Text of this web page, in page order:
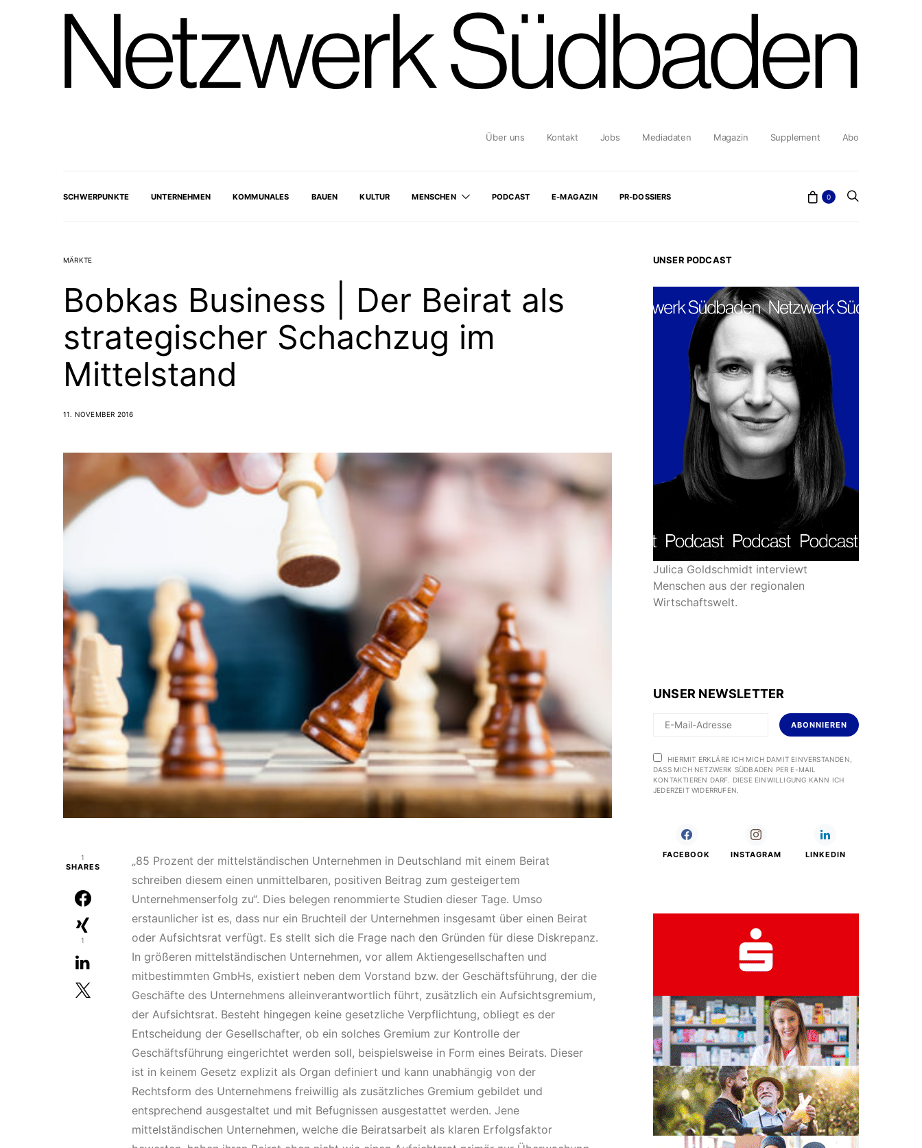
Über uns Kontakt Jobs Mediadaten Magazin Supplement Abo
SCHWERPUNKTE UNTERNEHMEN KOMMUNALES BAUEN KULTUR MENSCHEN PODCAST E-MAGAZIN PR-DOSSIERS 0
MÄRKTE
Bobkas Business | Der Beirat als
strategischer Schachzug im
Mittelstand
11. NOVEMBER 2016
1
SHARES
1
„85 Prozent der mittelständischen Unternehmen in Deutschland mit einem Beirat
schreiben diesem einen unmittelbaren, positiven Beitrag zum gesteigertem
Unternehmenserfolg zu“. Dies belegen renommierte Studien dieser Tage. Umso
erstaunlicher ist es, dass nur ein Bruchteil der Unternehmen insgesamt über einen Beirat
oder Aufsichtsrat verfügt. Es stellt sich die Frage nach den Gründen für diese Diskrepanz.
In größeren mittelständischen Unternehmen, vor allem Aktiengesellschaften und
mitbestimmten GmbHs, existiert neben dem Vorstand bzw. der Geschäftsführung, der die
Geschäfte des Unternehmens alleinverantwortlich führt, zusätzlich ein Aufsichtsgremium,
der Aufsichtsrat. Besteht hingegen keine gesetzliche Verpflichtung, obliegt es der
Entscheidung der Gesellschafter, ob ein solches Gremium zur Kontrolle der
Geschäftsführung eingerichtet werden soll, beispielsweise in Form eines Beirats. Dieser
ist in keinem Gesetz explizit als Organ definiert und kann unabhängig von der
Rechtsform des Unternehmens freiwillig als zusätzliches Gremium gebildet und
entsprechend ausgestaltet und mit Befugnissen ausgestattet werden. Jene
mittelständischen Unternehmen, welche die Beiratsarbeit als klaren Erfolgsfaktor
UNSER PODCAST
Julica Goldschmidt interviewt
Menschen aus der regionalen
Wirtschaftswelt.
UNSER NEWSLETTER
ABONNIEREN
HIERMIT ERKLÄRE ICH MICH DAMIT EINVERSTANDEN,
DASS MICH NETZWERK SÜDBADEN PER E-MAIL
KONTAKTIEREN DARF. DIESE EINWILLIGUNG KANN ICH
JEDERZEIT WIDERRUFEN.
FACEBOOK INSTAGRAM LINKEDIN